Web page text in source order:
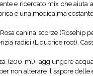
e ricercato mix che
e una modica ma
canina scorze (Rosehip
radici (Liquorice root),
(200 ml), aggiungere
non alterare il sapore delle